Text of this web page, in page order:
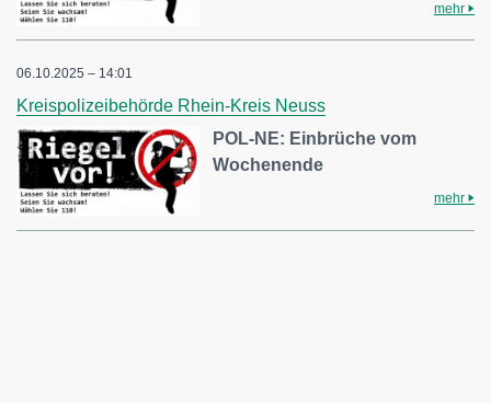
mehr
06.10.2025 – 14:01
Kreispolizeibehörde Rhein-Kreis Neuss
POL-NE: Einbrüche vom
Wochenende
mehr